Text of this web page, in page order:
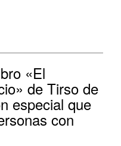
«El
de Tirso de
especial que
con